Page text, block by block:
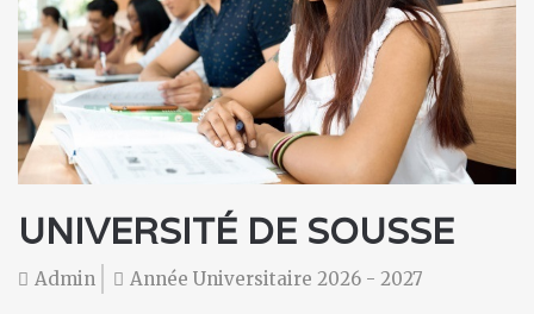
UNIVERSITÉ DE SOUSSE
Admin Année Universitaire 2026 - 2027